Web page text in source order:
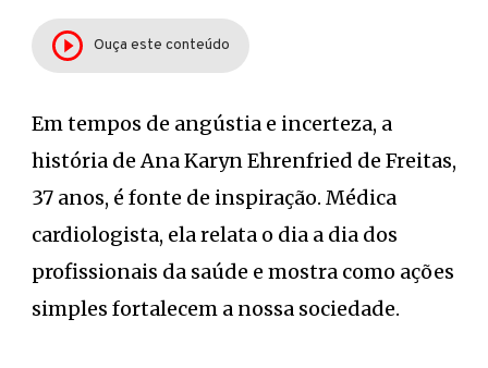
Ouça este conteúdo
Em tempos de angústia e incerteza, a
história de Ana Karyn Ehrenfried de Freitas,
37 anos, é fonte de inspiração. Médica
cardiologista, ela relata o dia a dia dos
profissionais da saúde e mostra como ações
simples fortalecem a nossa sociedade.